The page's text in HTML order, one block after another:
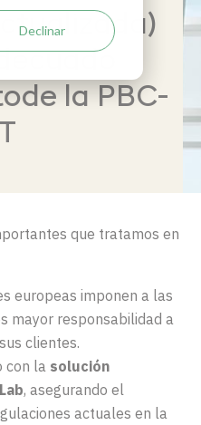
Declinar
la PBC-
que tratamos en
europeas imponen a las
mayor responsabilidad a
clientes.
con la solución
, asegurando el
actuales en la